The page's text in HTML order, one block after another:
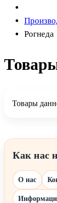
Рогнеда
Товары
Как нас
О нас